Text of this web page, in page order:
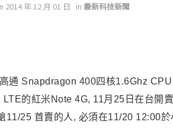
2014 年 12 月 01 日 in 最新科技新聞
通 Snapdragon 400四核1.6Ghz
的紅米Note 4G, 11月25日在台開
11/25 首賣的人, 必須在11/20 12:00